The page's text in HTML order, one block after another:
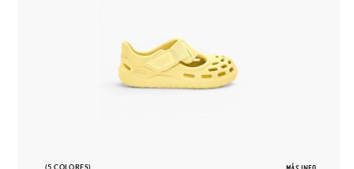
(5 COLORES)